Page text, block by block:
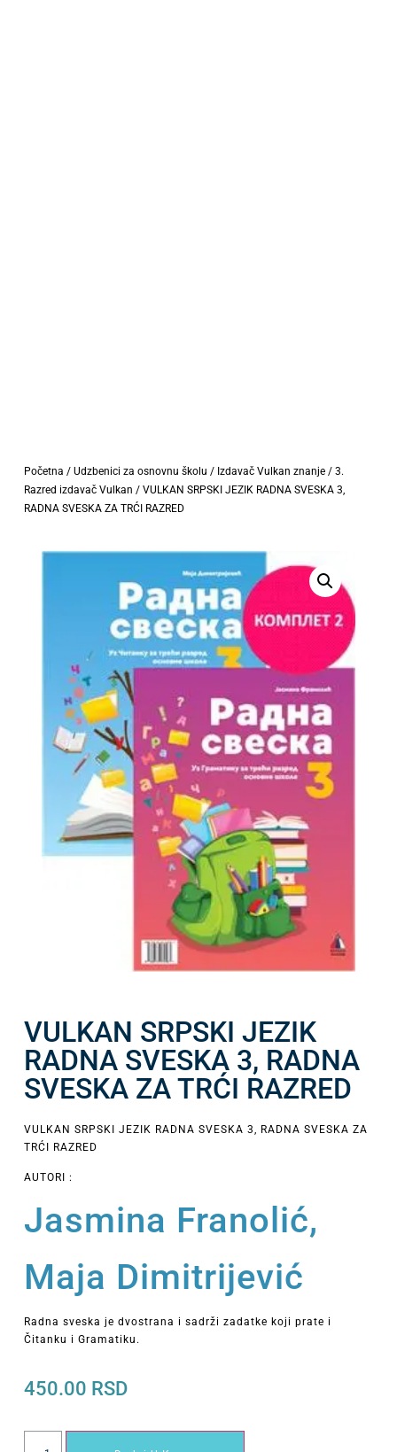
Početna / Udzbenici za osnovnu školu / Izdavač Vulkan znanje/ 3.
Razred izdavač Vulkan / VULKAN SRPSKI JEZIK RADNA SVESKA 3,
RADNA SVESKA ZA TRĆI RAZRED
VULKAN SRPSKI JEZIK
RADNA SVESKA 3, RADNA
SVESKA ZA TRĆI RAZRED
VULKAN SRPSKI JEZIK RADNA SVESKA 3, RADNA SVESKA ZA
TRĆI RAZRED
AUTORI :
Jasmina Franolić,
Maja Dimitrijević
Radna sveska je dvostrana i sadrži zadatke koji prate i
Čitanku i Gramatiku.
450.00 RSD